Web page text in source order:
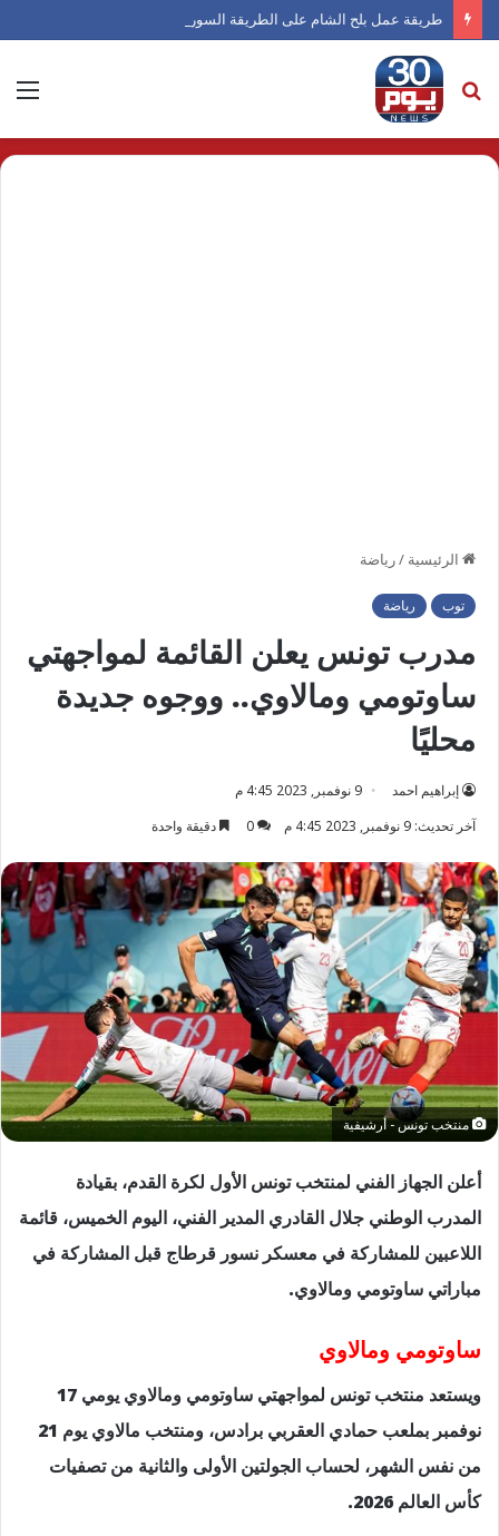
طريقة عمل بلح الشام على الطريقة السورية
بحث
عن
الرئيسية /رياضة
توب رياضة
مدرب تونس يعلن القائمة لمواجهتي
ساوتومي ومالاوي.. ووجوه جديدة
محليًا
إبراهيم احمد
9 نوفمبر, 2023 4:45 م
آخر تحديث: 9 نوفمبر, 2023 4:45 م
0 دقيقة واحدة
منتخب تونس - أرشيفية
أعلن الجهاز الفني لمنتخب تونس الأول لكرة القدم، بقيادة
المدرب الوطني جلال القادري المدير الفني، اليوم الخميس، قائمة
اللاعبين للمشاركة في معسكر نسور قرطاج قبل المشاركة في
مباراتي ساوتومي ومالاوي.
ساوتومي ومالاوي
ويستعد منتخب تونس لمواجهتي ساوتومي ومالاوي يومي 17
نوفمبر بملعب حمادي العقربي برادس، ومنتخب مالاوي يوم 21
من نفس الشهر، لحساب الجولتين الأولى والثانية من تصفيات
كأس العالم 2026.